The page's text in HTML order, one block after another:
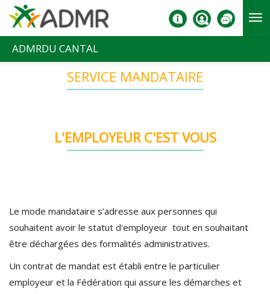
Aller au contenu principal
ADMRDU CANTAL
SERVICE MANDATAIRE
L'EMPLOYEUR C'EST VOUS
Le mode mandataire s’adresse aux personnes qui
souhaitent avoir le statut d'employeur tout en souhaitant
être déchargées des formalités administratives.
Un contrat de mandat est établi entre le particulier
employeur et la Fédération qui assure les démarches et